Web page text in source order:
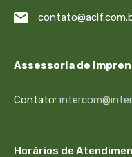
Assessoria de
Contato:
Horários de